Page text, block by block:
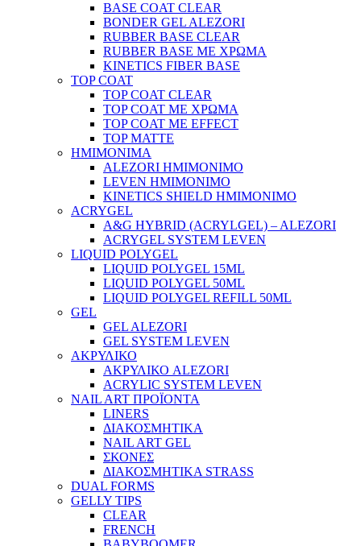
BASE COAT CLEAR
BONDER GEL ALEZORI
RUBBER BASE CLEAR
RUBBER BASE ΜΕ ΧΡΩΜΑ
KINETICS FIBER BASE
TOP COAT
TOP COAT CLEAR
TOP COAT ΜΕ ΧΡΩΜΑ
TOP COAT ΜΕ EFFECT
TOP MATTE
ΗΜΙΜΟΝΙΜΑ
ALEZORI ΗΜΙΜΟΝΙΜΟ
LEVEN ΗΜΙΜΟΝΙΜΟ
KINETICS SHIELD ΗΜΙΜΟΝΙΜΟ
ACRYGEL
A&G HYBRID (ACRYLGEL) – ALEZORI
ACRYGEL SYSTEM LEVEN
LIQUID POLYGEL
LIQUID POLYGEL 15ML
LIQUID POLYGEL 50ML
LIQUID POLYGEL REFILL 50ML
GEL
GEL ALEZORI
GEL SYSTEM LEVEN
ΑΚΡΥΛΙΚΟ
ΑΚΡΥΛΙΚΟ ALEZORI
ACRYLIC SYSTEM LEVEN
NAIL ART ΠΡΟΪΟΝΤΑ
LINERS
ΔΙΑΚΟΣΜΗΤΙΚΑ
NAIL ART GEL
ΣΚΟΝΕΣ
ΔΙΑΚΟΣΜΗΤΙΚΑ STRASS
DUAL FORMS
GELLY TIPS
CLEAR
FRENCH